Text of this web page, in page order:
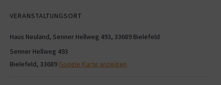
VERANSTALTUNGSORT
Haus Neuland, Senner Hellweg 493, 33689 Bielefeld
Senner Hellweg 493
Bielefeld, 33689 Google Karte anzeigen